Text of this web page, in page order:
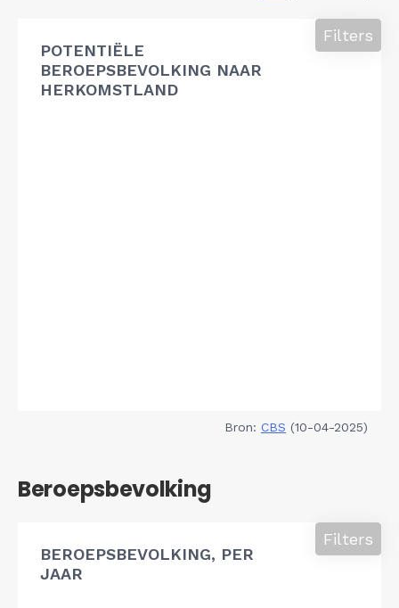
POTENTIËLE
BEROEPSBEVOLKING NAAR
HERKOMSTLAND
Filters
Bron: CBS (10-04-2025)
Beroepsbevolking
BEROEPSBEVOLKING, PER
JAAR
Filters